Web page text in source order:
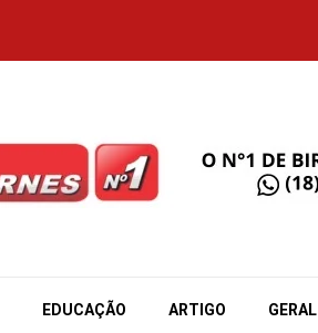
EDUCAÇÃO ARTIGO GERAL